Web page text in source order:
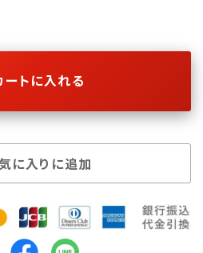
ートに入れる
に入りに追加